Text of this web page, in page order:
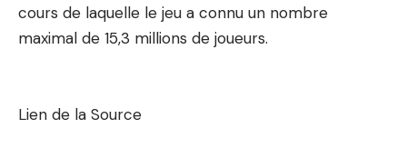
cours de laquelle le jeu a connu un nombre
maximal de 15,3 millions de joueurs.
Lien de la Source